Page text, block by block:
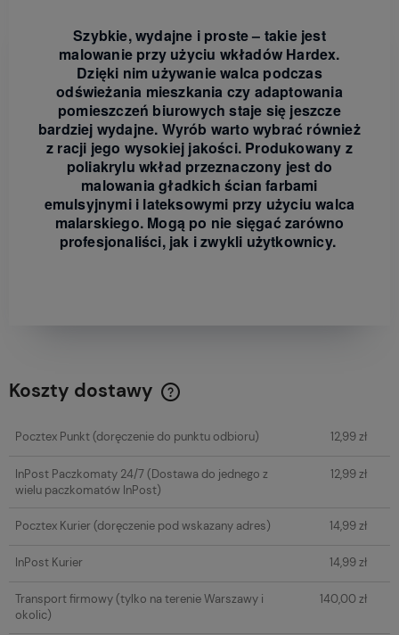
Szybkie, wydajne i proste – takie jest
malowanie przy użyciu wkładów Hardex.
Dzięki nim używanie walca podczas
odświeżania mieszkania czy adaptowania
pomieszczeń biurowych staje się jeszcze
bardziej wydajne. Wyrób warto wybrać również
z racji jego wysokiej jakości. Produkowany z
poliakrylu wkład przeznaczony jest do
malowania gładkich ścian farbami
emulsyjnymi i lateksowymi przy użyciu walca
malarskiego. Mogą po nie sięgać zarówno
profesjonaliści, jak i zwykli użytkownicy.
Koszty dostawy
Pocztex Punkt(doręczenie do punktu odbioru) 12,99 zł
InPost Paczkomaty 24/7(Dostawa do jednego z
wielu paczkomatów InPost)
12,99 zł
Pocztex Kurier(doręczenie pod wskazany adres) 14,99 zł
InPost Kurier 14,99 zł
Transport firmowy(tylko na terenie Warszawy i
okolic)
140,00 zł